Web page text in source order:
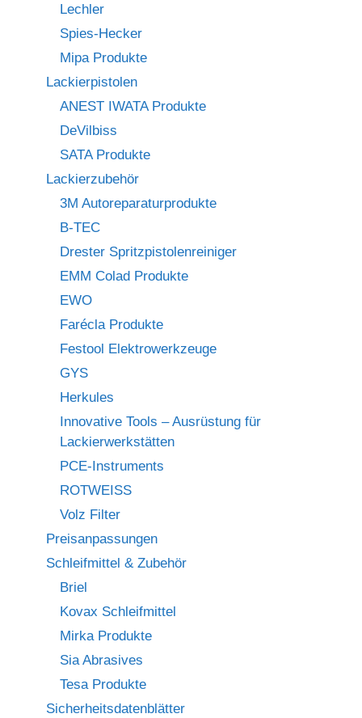
Lechler
Spies-Hecker
Mipa Produkte
Lackierpistolen
ANEST IWATA Produkte
DeVilbiss
SATA Produkte
Lackierzubehör
3M Autoreparaturprodukte
B-TEC
Drester Spritzpistolenreiniger
EMM Colad Produkte
EWO
Farécla Produkte
Festool Elektrowerkzeuge
GYS
Herkules
Innovative Tools – Ausrüstung für
Lackierwerkstätten
PCE-Instruments
ROTWEISS
Volz Filter
Preisanpassungen
Schleifmittel & Zubehör
Briel
Kovax Schleifmittel
Mirka Produkte
Sia Abrasives
Tesa Produkte
Sicherheitsdatenblätter